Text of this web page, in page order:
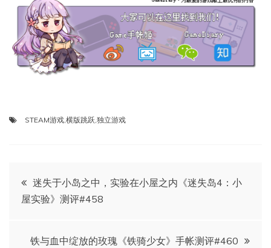
STEAM游戏,横版跳跃,独立游戏
文
章
迷失于小岛之中，实验在小屋之内《迷失岛4：小
屋实验》测评#458
铁与血中绽放的玫瑰《铁骑少女》手帐测评#460